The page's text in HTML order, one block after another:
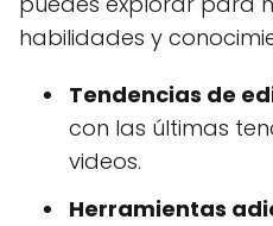
habilidades y
Tendencias de
con las últimas
videos.
Herramientas